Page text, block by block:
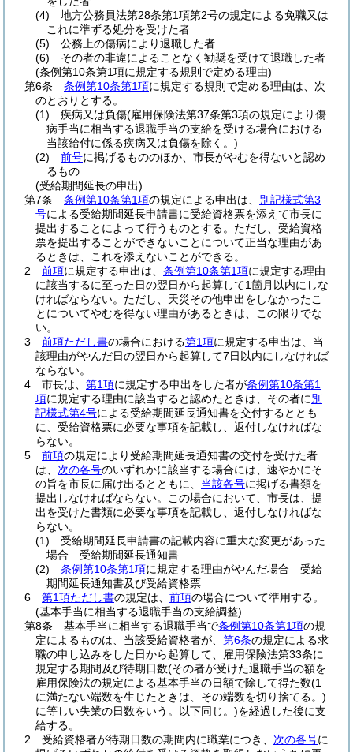
(4)
地方公務員法第28条第1項第2号の規定による免職又は
これに準ずる処分を受けた者
(5)
公務上の傷病により退職した者
(6)
その者の非違によることなく勧奨を受けて退職した者
(条例第10条第1項に規定する規則で定める理由)
第6条
条例第10条第1項に規定する規則で定める理由は、次
のとおりとする。
(1)
疾病又は負傷(雇用保険法第37条第3項の規定により傷
病手当に相当する退職手当の支給を受ける場合における
当該給付に係る疾病又は負傷を除く。)
(2)
前号に掲げるもののほか、市長がやむを得ないと認め
るもの
(受給期間延長の申出)
第7条
条例第10条第1項の規定による申出は、 別記様式第3
号による受給期間延長申請書に受給資格票を添えて市長に
提出することによって行うものとする。 ただし、受給資格
票を提出することができないことについて正当な理由があ
るときは、これを添えないことができる。
2
前項に規定する申出は、 条例第10条第1項に規定する理由
に該当するに至った日の翌日から起算して1箇月以内にしな
ければならない。 ただし、天災その他申出をしなかったこ
とについてやむを得ない理由があるときは、この限りでな
い。
3
前項ただし書の場合における第1項に規定する申出は、当
該理由がやんだ日の翌日から起算して7日以内にしなければ
ならない。
4
市長は、 第1項に規定する申出をした者が条例第10条第1
項に規定する理由に該当すると認めたときは、その者に別
記様式第4号による受給期間延長通知書を交付するととも
に、受給資格票に必要な事項を記載し、返付しなければな
らない。
5
前項の規定により受給期間延長通知書の交付を受けた者
は、 次の各号のいずれかに該当する場合には、速やかにそ
の旨を市長に届け出るとともに、 当該各号に掲げる書類を
提出しなければならない。
この場合において、市長は、提
出を受けた書類に必要な事項を記載し、返付しなければな
らない。
(1)
受給期間延長申請書の記載内容に重大な変更があった
場合 受給期間延長通知書
(2)
条例第10条第1項に規定する理由がやんだ場合 受給
期間延長通知書及び受給資格票
6
第1項ただし書の規定は、 前項の場合について準用する。
(基本手当に相当する退職手当の支給調整)
第8条
基本手当に相当する退職手当で条例第10条第1項の規
定によるものは、当該受給資格者が、 第6条の規定による求
職の申し込みをした日から起算して、雇用保険法第33条に
規定する期間及び待期日数(その者が受けた退職手当の額を
雇用保険法の規定による基本手当の日額で除して得た数(1
に満たない端数を生じたときは、その端数を切り捨てる。)
に等しい失業の日数をいう。以下同じ。)を経過した後に支
給する。
2
受給資格者が待期日数の期間内に職業につき、 次の各号に